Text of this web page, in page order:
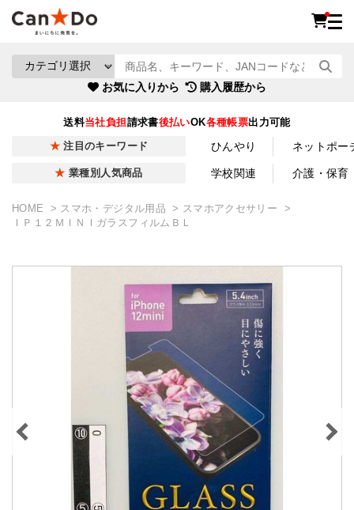
お気に入りから 購入履歴から
送料当社負担請求書後払いOK各種帳票出力可能
注目のキーワード ひんやり ネットポー
業種別人気商品 学校関連 介護・保育
HOME スマホ・デジタル用品
スマホアクセサリー
ＩＰ１２ＭＩＮＩガラスフィルムＢＬ